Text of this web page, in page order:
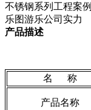
不锈钢系列工程案例
乐图游乐公司实力
产品描述
名 称
产品名称